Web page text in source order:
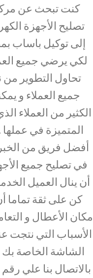
كنت تبحث عن
تصليح الأجهزة
إلى توكيل باساب
لكي يرضي جميع
تحاول التطوير من
جميع العملاء و
الكثير من العملاء
المتميزة في
أفضل فريق من
في تصليح جميع
أن ينال العميل
كن على ثقة تماما
مكان الأعطال و
الأسباب التي نتجت
الشاشة الخاصة
بالاتصال بنا علي